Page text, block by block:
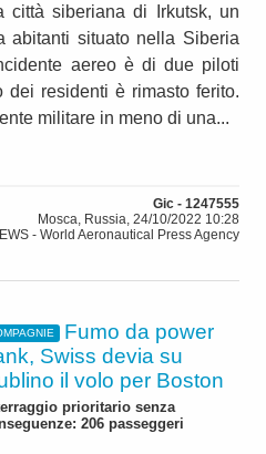
città siberiana di Irkutsk, un
abitanti situato nella Siberia
aereo è di due piloti
dei residenti è rimasto ferito.
militare in meno di una...
Gic - 1247555
Mosca, Russia, 24/10/2022 10:28
- World Aeronautical Press Agency
Fumo da power
Swiss devia su
il volo per Boston
prioritario senza
206 passeggeri